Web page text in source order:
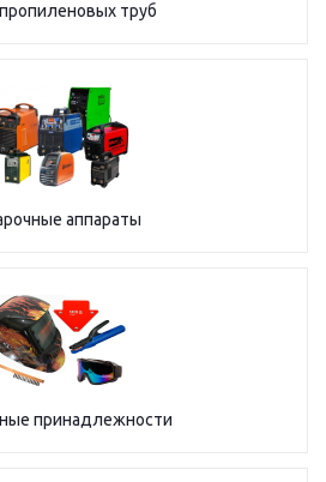
труб
аппараты
принадлежности